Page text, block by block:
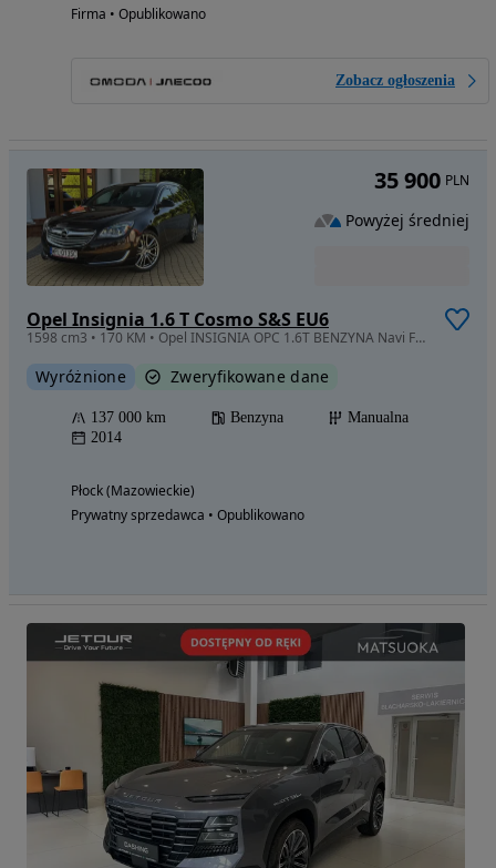
Firma • Opublikowano
Zobacz ogłoszenia
Opel Insignia 1.6 T Cosmo S&S EU6
1598 cm3 • 170 KM • Opel INSIGNIA OPC 1.6T BENZYNA Navi Fotele RECARO Xenon
Wyróżnione Zweryfikowane dane
137 000 km Benzyna
Manualna
2014
Płock (Mazowieckie)
Prywatny sprzedawca • Opublikowano
35 900 PLN
Powyżej średniej